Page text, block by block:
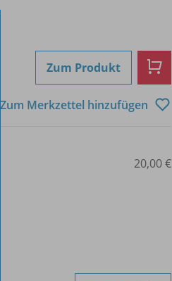
Zum Produkt
Zum Merkzettel hinzufügen
20,00 €